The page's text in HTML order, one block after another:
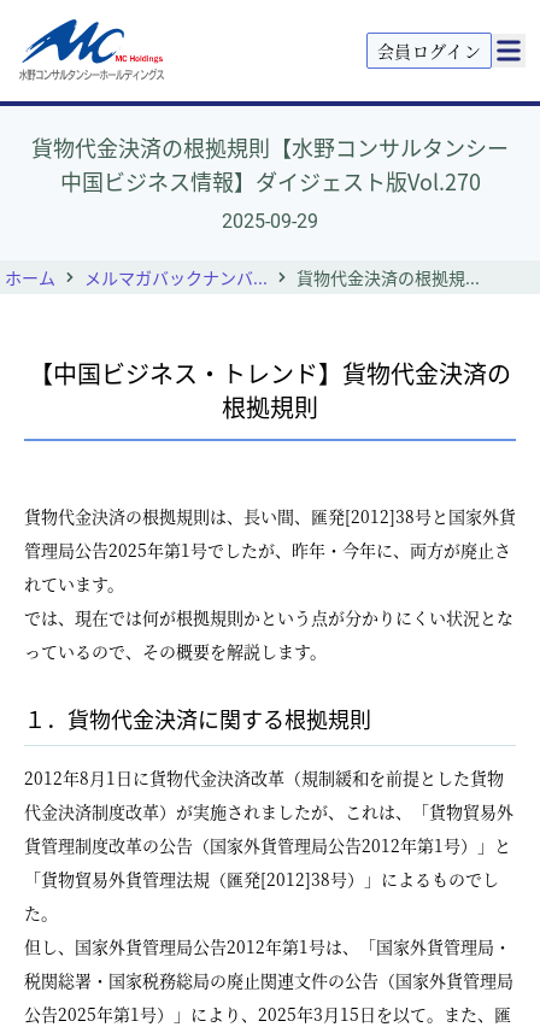
会員ログイン
貨物代金決済の根拠規則【水野コンサルタンシー
中国ビジネス情報】ダイジェスト版Vol.270
2025-09-29
ホーム メルマガバックナンバ... 貨物代金決済の根拠規...
【中国ビジネス・トレンド】貨物代金決済の
根拠規則
貨物代金決済の根拠規則は、長い間、匯発[2012]38号と国家外貨
管理局公告2025年第1号でしたが、昨年・今年に、両方が廃止さ
れています。
では、現在では何が根拠規則かという点が分かりにくい状況とな
っているので、その概要を解説します。
１．貨物代金決済に関する根拠規則
2012年8月1日に貨物代金決済改革（規制緩和を前提とした貨物
代金決済制度改革）が実施されましたが、これは、「貨物貿易外
貨管理制度改革の公告（国家外貨管理局公告2012年第1号）」と
「貨物貿易外貨管理法規（匯発[2012]38号）」によるものでし
た。
但し、国家外貨管理局公告2012年第1号は、「国家外貨管理局・
税関総署・国家税務総局の廃止関連文件の公告（国家外貨管理局
公告2025年第1号）」により、2025年3月15日を以て。また、匯